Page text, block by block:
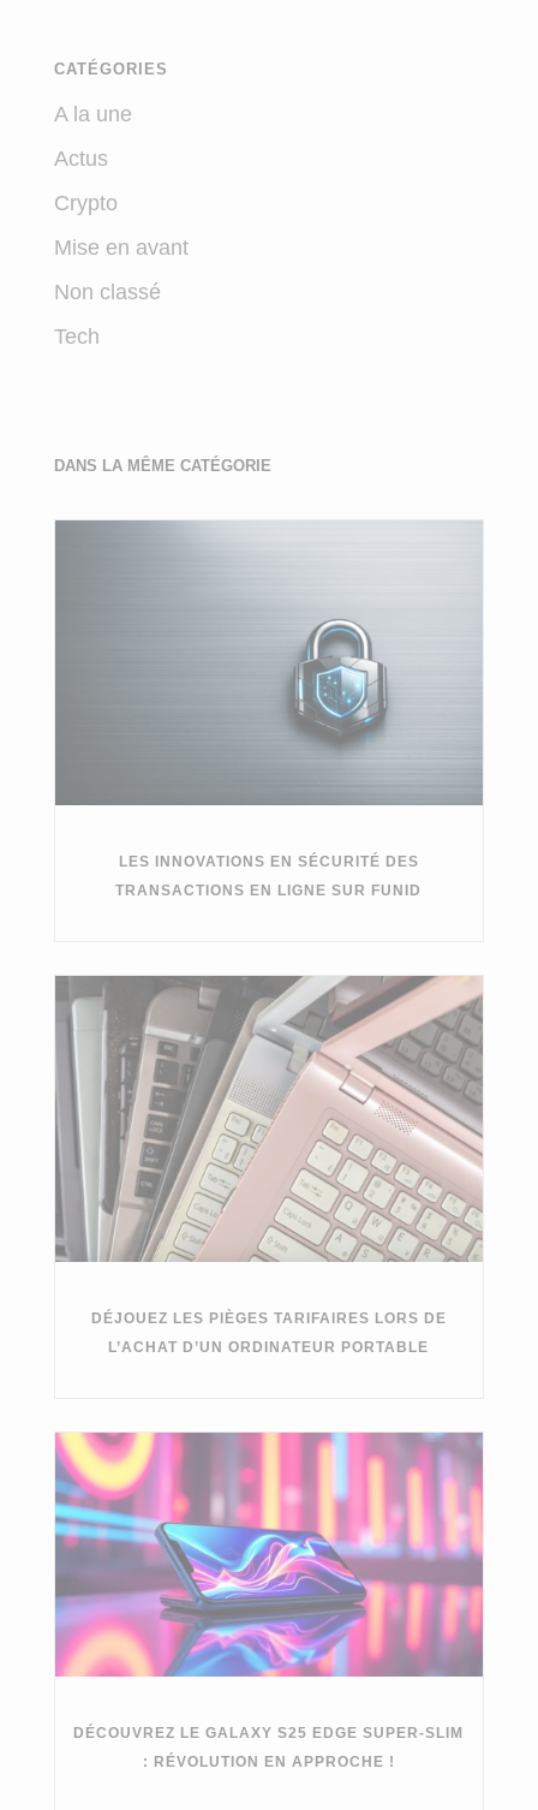
CATÉGORIES
A la une
Actus
Crypto
Mise en avant
Non classé
Tech
DANS LA MÊME CATÉGORIE
LES INNOVATIONS EN SÉCURITÉ DES
TRANSACTIONS EN LIGNE SUR FUNID
DÉJOUEZ LES PIÈGES TARIFAIRES LORS DE
L’ACHAT D’UN ORDINATEUR PORTABLE
DÉCOUVREZ LE GALAXY S25 EDGE SUPER-SLIM
: RÉVOLUTION EN APPROCHE !